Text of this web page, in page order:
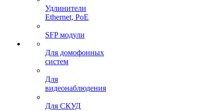
Удлинители
Ethernet, PoE
SFP модули
Для домофонных
систем
Для
видеонаблюдения
Для СКУД